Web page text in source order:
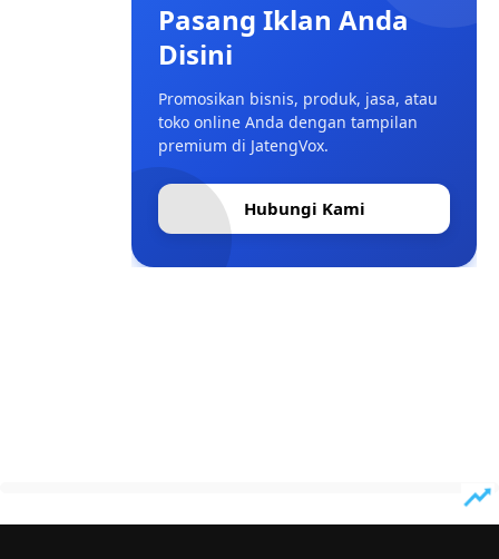
Pasang Iklan Anda
Disini
Promosikan bisnis, produk, jasa, atau
toko online Anda dengan tampilan
premium di JatengVox.
Hubungi Kami